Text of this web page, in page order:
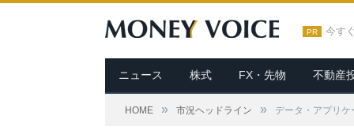
PR 今す
ニュース 株式 FX・先物 不動産
HOME » 市況ヘッドライン » データ・アプリ